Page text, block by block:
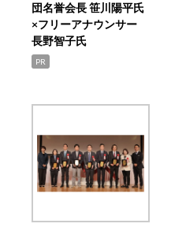
団名誉会長 笹川陽平氏
×フリーアナウンサー
長野智子氏
PR